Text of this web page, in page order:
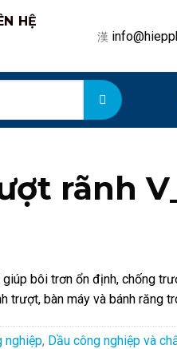
HỆ
rãnh
bôi trơn ổn định, chống
trượt, bàn máy và bánh răng
nghiệp, Dầu công nghiệp và